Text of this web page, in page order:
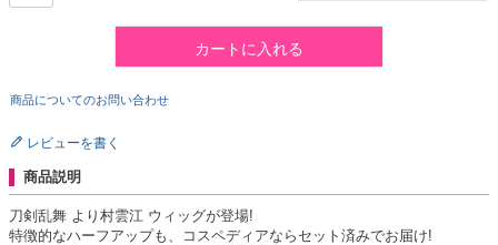
カートに入れる
商品についてのお問い合わせ
レビューを書く
商品説明
刀剣乱舞 より村雲江 ウィッグが登場!
特徴的なハーフアップも、コスペディアならセット済みでお届け!